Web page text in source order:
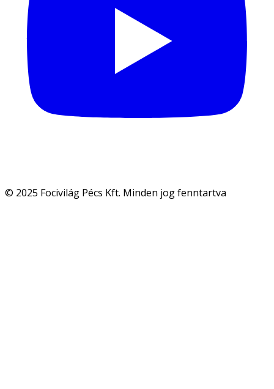
© 2025 Focivilág Pécs Kft. Minden jog fenntartva